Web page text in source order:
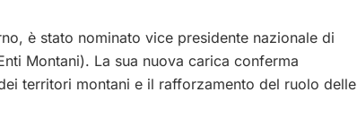
è stato nominato vice presidente nazionale di
Montani). La sua nuova carica conferma
territori montani e il rafforzamento del ruolo delle